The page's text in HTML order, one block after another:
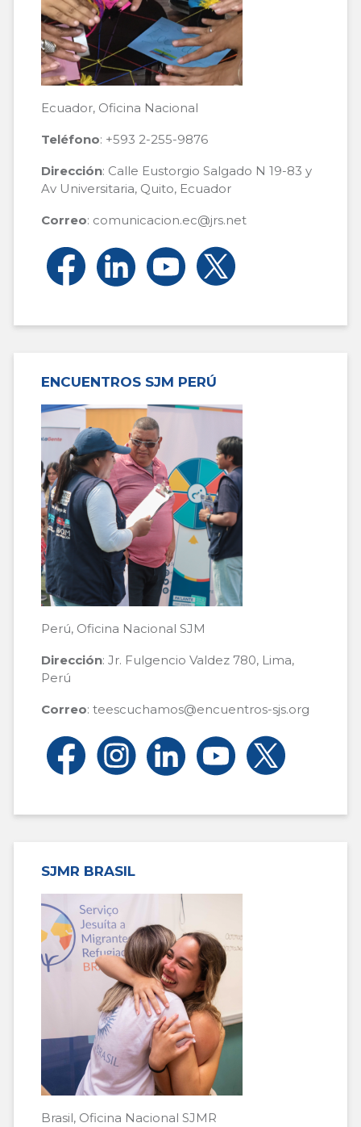
Ecuador, Oficina Nacional
Teléfono: +593 2-255-9876
Dirección: Calle Eustorgio Salgado N 19-83 y
Av Universitaria, Quito, Ecuador
Correo: comunicacion.ec@jrs.net
ENCUENTROS SJM PERÚ
Perú, Oficina Nacional SJM
Dirección: Jr. Fulgencio Valdez 780, Lima,
Perú
Correo: teescuchamos@encuentros-sjs.org
SJMR BRASIL
Brasil, Oficina Nacional SJMR